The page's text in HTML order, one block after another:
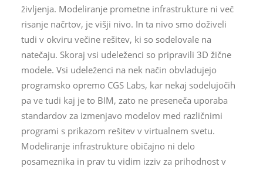
življenja. Modeliranje prometne infrastrukture ni več
risanje načrtov, je višji nivo. In ta nivo smo doživeli
tudi v okviru večine rešitev, ki so sodelovale na
natečaju. Skoraj vsi udeleženci so pripravili 3D žične
modele. Vsi udeleženci na nek način obvladujejo
programsko opremo CGS Labs, kar nekaj sodelujočih
pa ve tudi kaj je to BIM, zato ne preseneča uporaba
standardov za izmenjavo modelov med različnimi
programi s prikazom rešitev v virtualnem svetu.
Modeliranje infrastrukture običajno ni delo
posameznika in prav tu vidim izziv za prihodnost v